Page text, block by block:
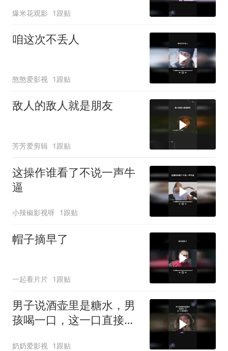
爆米花观影 1跟贴
咱这次不丢人
憨憨爱影视 1跟贴
敌人的敌人就是朋友
芳芳爱剪辑 1跟贴
这操作谁看了不说一声牛
逼
小辣椒影视呀 1跟贴
帽子摘早了
一起看片片 1跟贴
男子说酒壶里是糖水，男
孩喝一口，这一口直接醉
奶奶爱影视 1跟贴